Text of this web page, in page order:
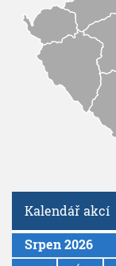
Kalendář akcí
P
Srpen 2026